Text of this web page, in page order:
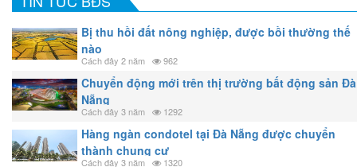
Bị thu hồi đất nông nghiệp, được bồi thường thế
nào
Cách đây 2 năm 962
Chuyển động mới trên thị trường bất động sản Đà
Nẵng
Cách đây 3 năm 1292
Hàng ngàn condotel tại Đà Nẵng được chuyển
thành chung cư
Cách đây 3 năm 1320